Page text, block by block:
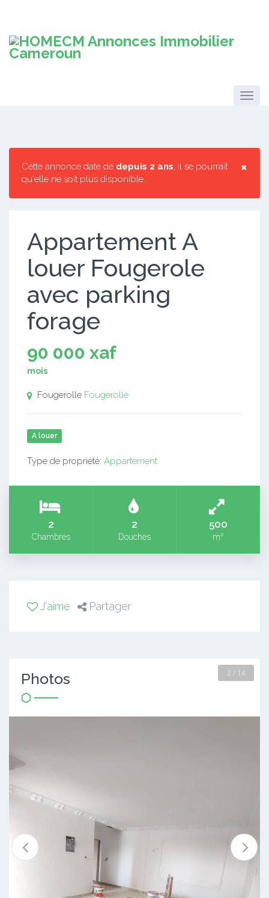
×
Cette annonce date de depuis 2 ans, il se pourrait
qu'elle ne soit plus disponible.
Appartement A
louer Fougerole
avec parking
forage
90 000 xaf
mois
Fougerolle Fougerolle
A louer
Type de propriété: Appartement
2
Chambres
2
Douches
500
m²
J'aime Partager
Photos 2 / 14